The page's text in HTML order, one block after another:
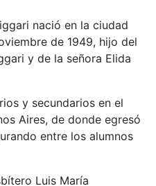
nació en la ciudad
de 1949, hijo del
y de la señora Elida
y secundarios en el
Aires, de donde egresó
entre los alumnos
Luis María